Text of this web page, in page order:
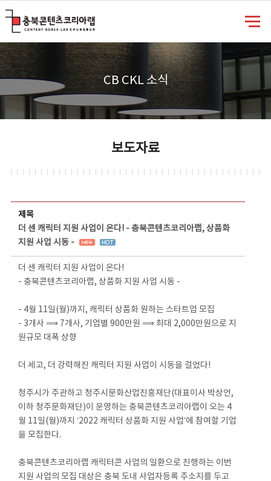
CB CKL 소식
보도자료
제목
더 센 캐릭터 지원 사업이 온다! - 충북콘텐츠코리아랩, 상품화
지원 사업 시동 -
더 센 캐릭터 지원 사업이 온다!
- 충북콘텐츠코리아랩, 상품화 지원 사업 시동 -
- 4월 11일(월)까지, 캐릭터 상품화 원하는 스타트업 모집
- 3개사 ⟹ 7개사, 기업별 900만원 ⟹ 최대 2,000만원으로 지
원규모 대폭 상향
더 세고, 더 강력해진 캐릭터 지원 사업이 시동을 걸었다!
청주시가 주관하고 청주시문화산업진흥재단(대표이사 박상언,
이하 청주문화재단)이 운영하는 충북콘텐츠코리아랩이 오는 4
월 11일(월)까지 ‘2022 캐릭터 상품화 지원 사업’에 참여할 기업
을 모집한다.
충북콘텐츠코리아랩 캐릭터콘 사업의 일환으로 진행하는 이번
지원 사업의 모집 대상은 충북 도내 사업자등록 주소지를 두고